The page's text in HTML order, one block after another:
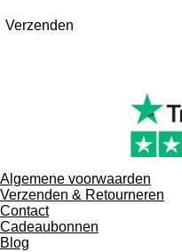
Verzenden
Algemene voorwaarden
Verzenden & Retourneren
Contact
Cadeaubonnen
Blog